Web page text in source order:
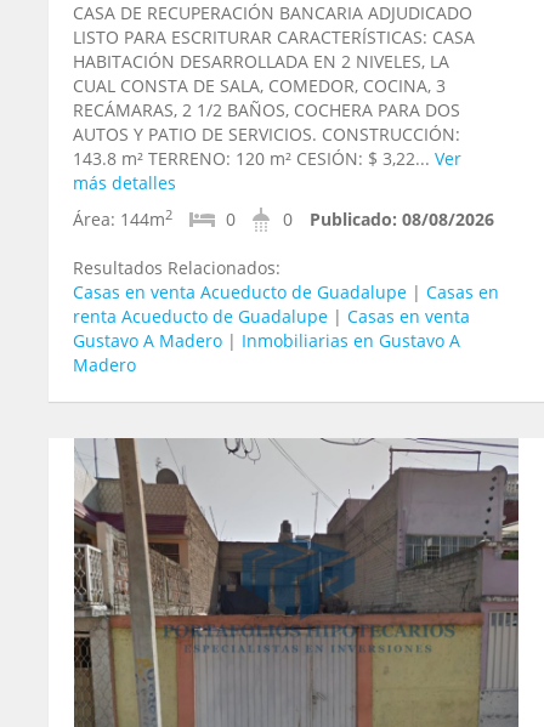
CASA DE RECUPERACIÓN BANCARIA ADJUDICADO
LISTO PARA ESCRITURAR CARACTERÍSTICAS: CASA
HABITACIÓN DESARROLLADA EN 2 NIVELES, LA
CUAL CONSTA DE SALA, COMEDOR, COCINA, 3
RECÁMARAS, 2 1/2 BAÑOS, COCHERA PARA DOS
AUTOS Y PATIO DE SERVICIOS. CONSTRUCCIÓN:
143.8 m² TERRENO: 120 m² CESIÓN: $ 3,22... Ver
más detalles
Área: 144m2 0 0 Publicado: 08/08/2026
Resultados Relacionados:
Casas en venta Acueducto de Guadalupe | Casas en
renta Acueducto de Guadalupe | Casas en venta
Gustavo A Madero | Inmobiliarias en Gustavo A
Madero